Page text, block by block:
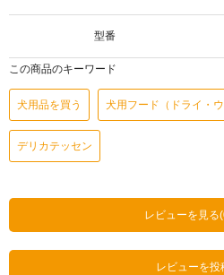
型番
この商品のキーワード
犬用品を買う 犬用フード（ドライ・ウ
デリカテッセン
レビューを見る
レビューを投